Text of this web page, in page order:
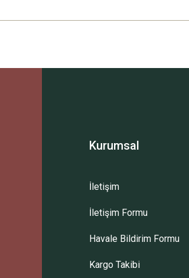
Bu ürüne ilk yorumu siz yapın!
Ürün hakkında henüz soru sorulmamış.
Sitemize ilk yorumu siz yapın!
Kurumsal
İletişim
İletişim Formu
Havale Bildirim Formu
Kargo Takibi